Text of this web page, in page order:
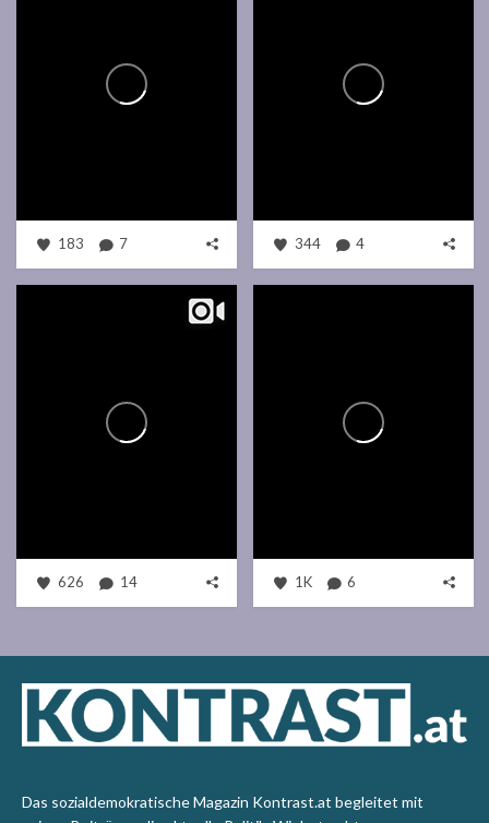
183 7 344 4
626 14 1K 6
Das sozialdemokratische Magazin Kontrast.at begleitet mit